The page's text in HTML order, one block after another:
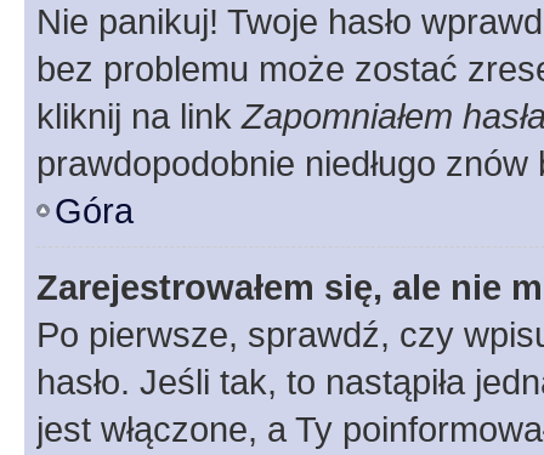
Nie panikuj! Twoje hasło
bez problemu może zostać
kliknij na linkZapomniałem
prawdopodobnie niedługo
Góra
Zarejestrowałem się, ale nie
Po pierwsze, sprawdź, czy
hasło. Jeśli tak, to nastąpiła
jest włączone, a Ty